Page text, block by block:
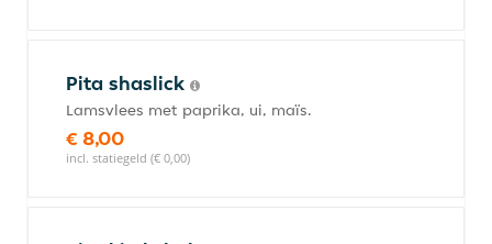
Pita shaslick
Lamsvlees met paprika, ui, maïs.
€ 8,00
incl. statiegeld (€ 0,00)